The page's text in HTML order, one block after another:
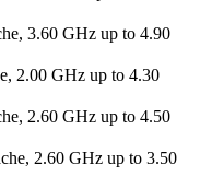
3.60 GHz up to 4.90
2.00 GHz up to 4.30
2.60 GHz up to 4.50
2.60 GHz up to 3.50